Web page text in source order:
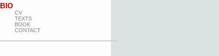
BIO
CV
TEXTS
BOOK
CONTACT